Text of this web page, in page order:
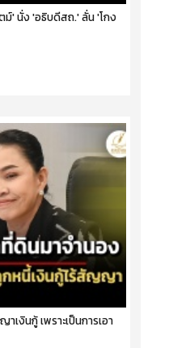
ม์' นั่ง 'อธิบดีสถ.' ลั่น 'โกง
เงินกู้ เพราะเป็นการเอา